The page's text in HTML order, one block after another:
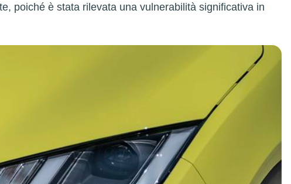
poiché è stata rilevata una vulnerabilità significativa in